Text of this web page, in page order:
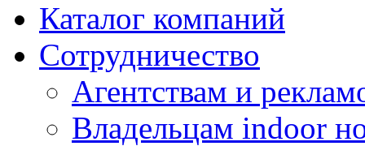
Каталог компаний
Сотрудничество
Агентствам и
Владельцам indoor